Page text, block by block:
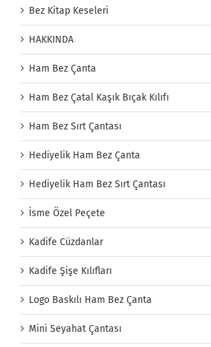
Bez Kitap Keseleri
HAKKINDA
Ham Bez Çanta
Ham Bez Çatal Kaşık Bıçak Kılıfı
Ham Bez Sırt Çantası
Hediyelik Ham Bez Çanta
Hediyelik Ham Bez Sırt Çantası
İsme Özel Peçete
Kadife Cüzdanlar
Kadife Şişe Kılıfları
Logo Baskılı Ham Bez Çanta
Mini Seyahat Çantası